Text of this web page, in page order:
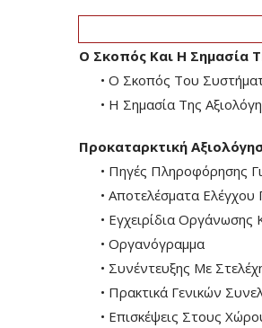
Ο Σκοπός Και Η Σημασία
• Ο Σκοπός Του
• Η Σημασία Της
Προκαταρκτική
• Πηγές Πληροφόρησης
• Αποτελέσματα Ελέγχου
• Εγχειρίδια Οργάνωσης
• Οργανόγραμμα
• Συνέντευξης Με
• Πρακτικά Γενικών
• Επισκέψεις Στους